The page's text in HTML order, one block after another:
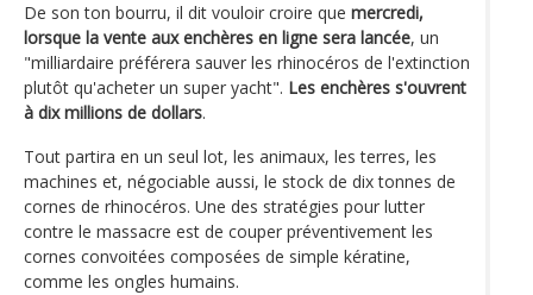
De son ton bourru, il dit vouloir croire que mercredi,
lorsque la vente aux enchères en ligne sera lancée, un
"milliardaire préférera sauver les rhinocéros de l'extinction
plutôt qu'acheter un super yacht". Les enchères s'ouvrent
à dix millions de dollars.
Tout partira en un seul lot, les animaux, les terres, les
machines et, négociable aussi, le stock de dix tonnes de
cornes de rhinocéros. Une des stratégies pour lutter
contre le massacre est de couper préventivement les
cornes convoitées composées de simple kératine,
comme les ongles humains.